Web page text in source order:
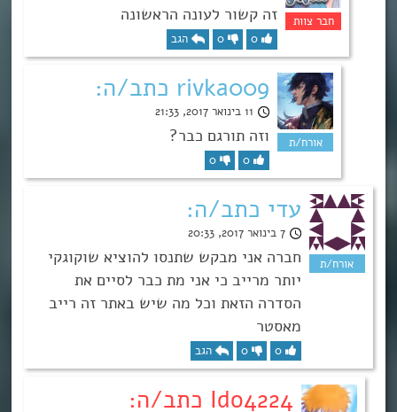
זה קשור לעונה הראשונה
0
0 הגב
rivka009 כתב/ה:
11 בינואר 2017, 21:33
וזה תורגם כבר?
0
0
עדי כתב/ה:
7 בינואר 2017, 20:33
חברה אני מבקש שתנסו להוציא שוקוגקי
יותר מרייב כי אני מת כבר לסיים את
הסדרה הזאת וכל מה שיש באתר זה רייב
מאסטר
0
0 הגב
Ido4224 כתב/ה: